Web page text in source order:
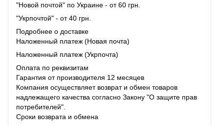
"Новой почтой" по Украине - от 60 грн.
"Укрпочтой" - от 40 грн.
Подробнее о доставке
Наложенный платеж (Новая почта)
Наложенный платеж (Укрпочта)
Оплата по реквизитам
Гарантия от производителя 12 месяцев
Компания осуществляет возврат и обмен товаров
надлежащего качества согласно Закону "О защите прав
потребителей".
Сроки возврата и обмена